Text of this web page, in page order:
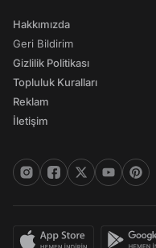
Hakkımızda
Geri Bildirim
Gizlilik Politikası
Topluluk Kuralları
Reklam
İletişim